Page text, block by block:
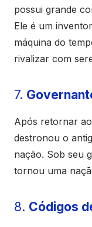
possui grande
Ele é um
máquina do
rivalizar com
7.
Após retornar
destronou o
nação. Sob seu
tornou uma
8. Códigos